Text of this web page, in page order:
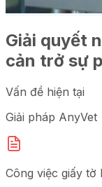
Giải quyết
cản trở sự
Vấn đề hiện tại
Giải pháp AnyVet
Công việc giấy tờ